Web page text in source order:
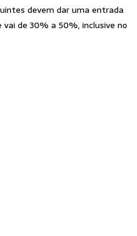
devem dar uma entrada
de 30% a 50%, inclusive no